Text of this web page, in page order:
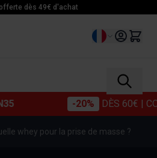
dès 49€ d'achat
Langue
DÈS 60€| CODE :
whey pour la prise de masse ?